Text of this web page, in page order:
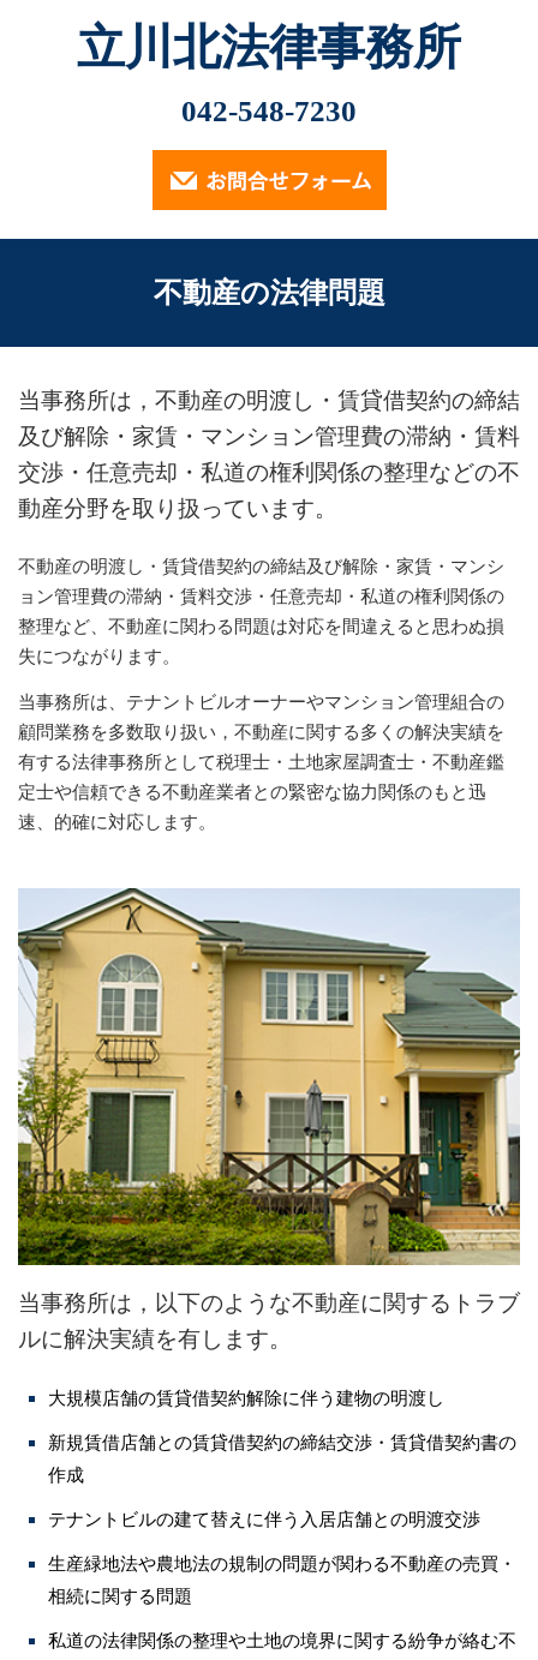
立川北法律事務所
042-548-7230
不動産の法律問題
当事務所は，不動産の明渡し・賃貸借契約の締結
及び解除・家賃・マンション管理費の滞納・賃料
交渉・任意売却・私道の権利関係の整理などの不
動産分野を取り扱っています。
不動産の明渡し・賃貸借契約の締結及び解除・家賃・マンシ
ョン管理費の滞納・賃料交渉・任意売却・私道の権利関係の
整理など、不動産に関わる問題は対応を間違えると思わぬ損
失につながります。
当事務所は、テナントビルオーナーやマンション管理組合の
顧問業務を多数取り扱い，不動産に関する多くの解決実績を
有する法律事務所として税理士・土地家屋調査士・不動産鑑
定士や信頼できる不動産業者との緊密な協力関係のもと迅
速、的確に対応します。
当事務所は，以下のような不動産に関するトラブ
ルに解決実績を有します。
大規模店舗の賃貸借契約解除に伴う建物の明渡し
新規賃借店舗との賃貸借契約の締結交渉・賃貸借契約書の
作成
テナントビルの建て替えに伴う入居店舗との明渡交渉
生産緑地法や農地法の規制の問題が関わる不動産の売買・
相続に関する問題
私道の法律関係の整理や土地の境界に関する紛争が絡む不
消費者被害・投資詐欺事件
企業法務
知的財産
国際法務・国際取引
医療・介護事業に関する法務
刑事・少年事件について
弁護士紹介
宮武 洋吉
持田 光則
戸田 智彦
小林 光明
川村 圭輔
河野 真一郎
川窪 勇介
事務所案内
小林光明弁護士が2026年2月6日、立川市社会福祉協議
（定員に達したため申込受付は終了しております）…
2024.9.30
会主催の講演会「成年後見制度…
2024.7.18
小林光明弁護士が2024年7月18日、東京弁護士会多摩支
他主催の「2024年度第2回…
2023.11.29
２０２３年１１月２９日、小林光明弁護士と松本有加弁
護士が遺族代理人を務める昭島市いじめ…